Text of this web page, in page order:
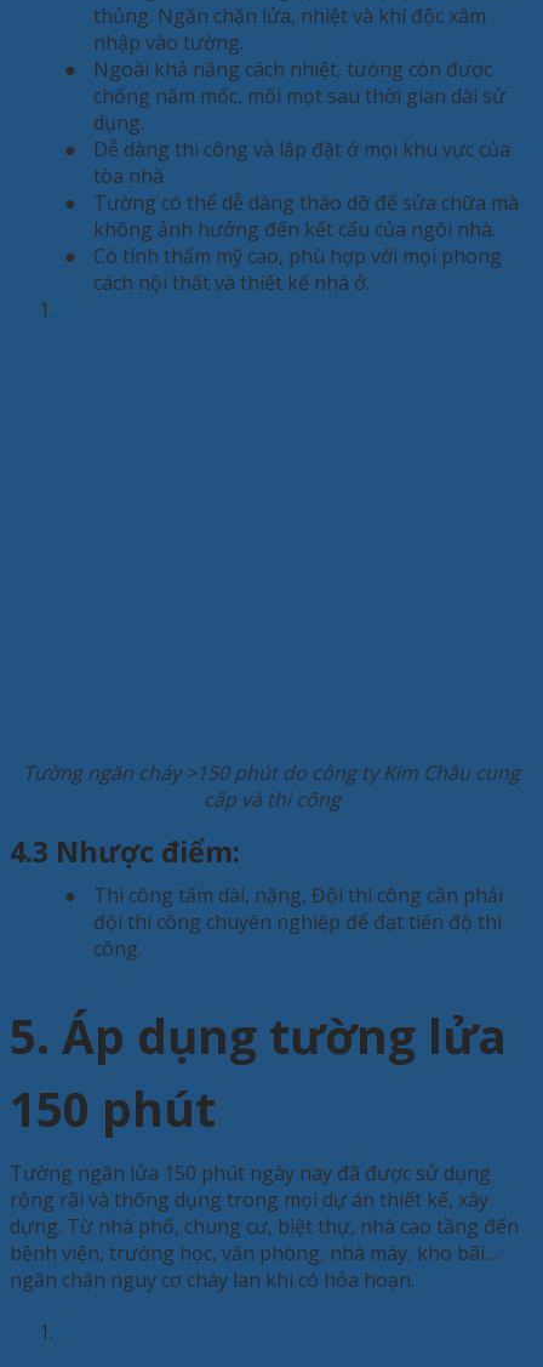
thủng. Ngăn chặn lửa, nhiệt và khí độc xâm
nhập vào tường.
●
Ngoài khả năng cách nhiệt, tường còn được
chống nấm mốc, mối mọt sau thời gian dài sử
dụng.
●
Dễ dàng thi công và lắp đặt ở mọi khu vực của
tòa nhà.
●
Tường có thể dễ dàng tháo dỡ để sửa chữa mà
không ảnh hưởng đến kết cấu của ngôi nhà.
●
Có tính thẩm mỹ cao, phù hợp với mọi phong
cách nội thất và thiết kế nhà ở.
1.
Tường ngăn cháy >150 phút do công ty Kim Châu cung
cấp và thi công
4.3 Nhược điểm:
● Thi công tấm dài, nặng,Đội thi công cần phải
đội thi công chuyên nghiệp để đạt tiến độ thi
công.
5. Áp dụng tường lửa
150 phút
Tường ngăn lửa 150 phút ngày nay đã được sử dụng
rộng rãi và thông dụng trong mọi dự án thiết kế, xây
dựng. Từ nhà phố, chung cư, biệt thự, nhà cao tầng đến
bệnh viện, trường học, văn phòng, nhà máy, kho bãi…
ngăn chặn nguy cơ cháy lan khi có hỏa hoạn.
1.